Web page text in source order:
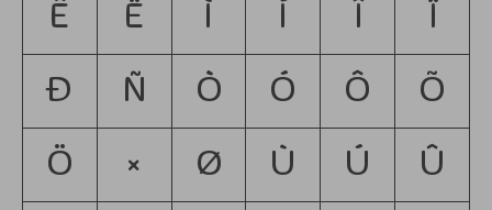
Ê Ë Ì Í Î Ï
Ð Ñ Ò Ó Ô Õ
Ö × Ø Ù Ú Û